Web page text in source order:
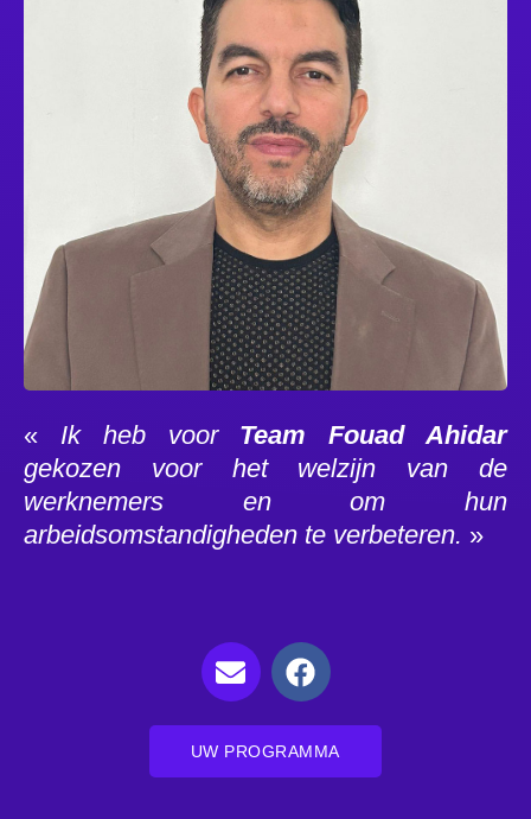
« Ik heb voor Team Fouad Ahidar
gekozen voor het welzijn van de
werknemers en om hun
arbeidsomstandigheden te verbeteren. »
UW PROGRAMMA